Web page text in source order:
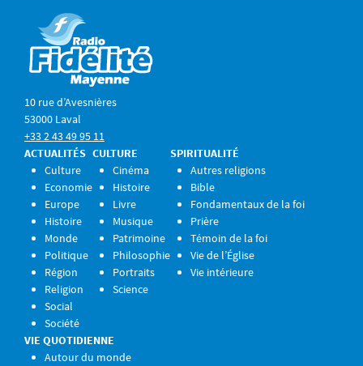
10 rue d’Avesnières
53000 Laval
+33 2 43 49 95 11
ACTUALITÉS
Culture
Economie
Europe
Histoire
Monde
Politique
Région
Religion
Social
Société
CULTURE
Cinéma
Histoire
Livre
Musique
Patrimoine
Philosophie
Portraits
Science
SPIRITUALITÉ
Autres religions
Bible
Fondamentaux de la foi
Prière
Témoin de la foi
Vie de l’Église
Vie intérieure
VIE QUOTIDIENNE
Autour du monde